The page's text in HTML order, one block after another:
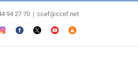
94 27 70 | ccef@ccef.net
FACEBOOK
X YOUTUBE
ESPACE